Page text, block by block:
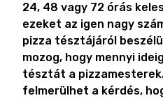
24, 48 vagy 72 órás
ezeket az igen nagy
pizza tésztájáról
mozog, hogy mennyi
tésztát a
felmerülhet a kérdés,